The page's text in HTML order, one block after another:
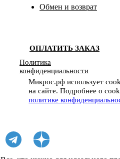
Микрос.рф использует
на сайте. Подробнее о
политике
Обмен и возврат
ОПЛАТИТЬ ЗАКАЗ
Политика
конфиденциальности